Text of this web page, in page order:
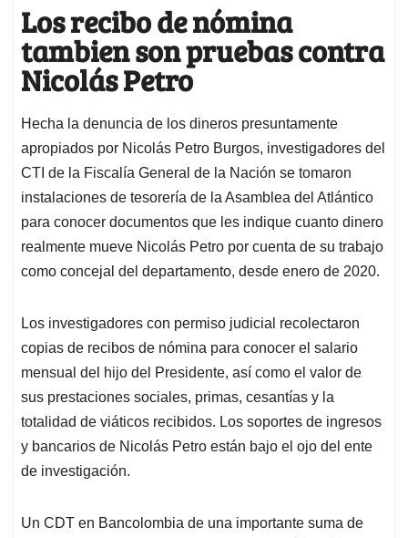
Los recibo de nómina
tambien son pruebas contra
Nicolás Petro
Hecha la denuncia de los dineros presuntamente
apropiados por Nicolás Petro Burgos, investigadores del
CTI de la Fiscalía General de la Nación se tomaron
instalaciones de tesorería de la Asamblea del Atlántico
para conocer documentos que les indique cuanto dinero
realmente mueve Nicolás Petro por cuenta de su trabajo
como concejal del departamento, desde enero de 2020.
Los investigadores con permiso judicial recolectaron
copias de recibos de nómina para conocer el salario
mensual del hijo del Presidente, así como el valor de
sus prestaciones sociales, primas, cesantías y la
totalidad de viáticos recibidos. Los soportes de ingresos
y bancarios de Nicolás Petro están bajo el ojo del ente
de investigación.
Un CDT en Bancolombia de una importante suma de